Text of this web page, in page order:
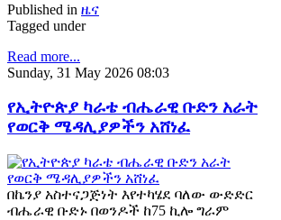
Published in ዜና
Tagged under
Read more...
Sunday, 31 May 2026 08:03
የኢትዮጵያ ካራቴ ብሔራዊ ቡድን አራት
የወርቅ ሜዳሊያዎችን አሸነፈ
በኬንያ አስተናጋጅነት እየተካሄደ ባለው ውድድር
ብሔራዊ ቡድኑ በወንዶች ከ75 ኪሎ ግራም